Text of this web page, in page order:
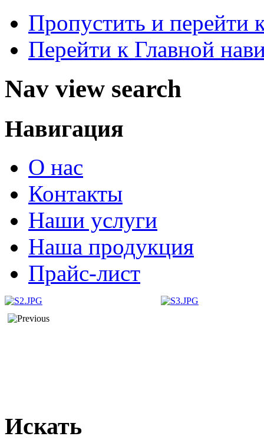
Пропустить и перейти
Перейти к Главной
Nav view search
Навигация
О нас
Контакты
Наши услуги
Наша продукция
Прайс-лист
Искать